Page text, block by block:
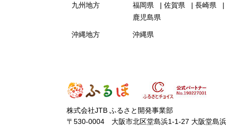
九州地方 福岡県 佐賀県
長崎県
鹿児島県
沖縄地方 沖縄県
株式会社JTB ふるさと開発事業部
〒530-0004 大阪市北区堂島浜1-1-27 大阪堂島